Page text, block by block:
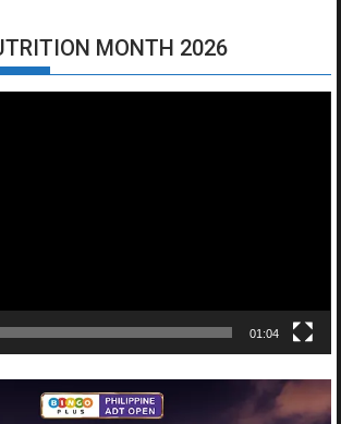
MONTH 2026
01:04